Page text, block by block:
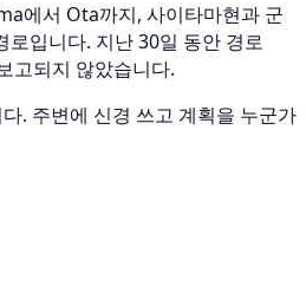
에서 Ota까지, 사이타마현과 군
입니다. 지난 30일 동안 경로
고되지 않았습니다.
. 주변에 신경 쓰고 계획을 누군가